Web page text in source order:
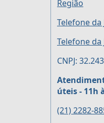
Região
Telefone da
Telefone da
CNPJ:
úteis - 11h
(21) 2282-